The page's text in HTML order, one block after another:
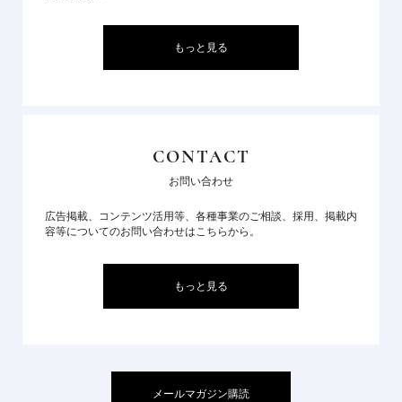
もっと見る
CONTACT
お問い合わせ
広告掲載、コンテンツ活用等、各種事業のご相談、採用、掲載内
容等についてのお問い合わせはこちらから。
もっと見る
メールマガジン購読